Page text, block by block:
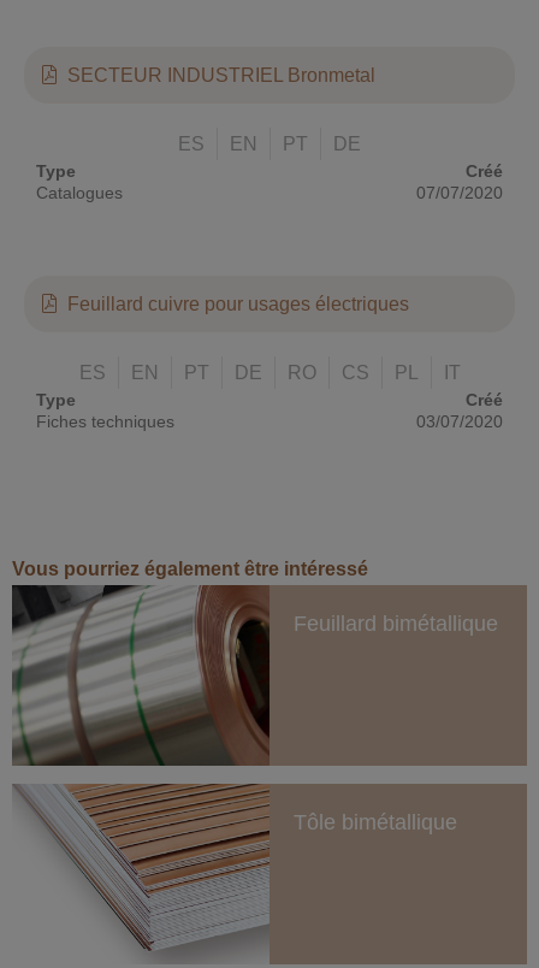
SECTEUR INDUSTRIEL Bronmetal
ES EN PT DE
Type
Catalogues
Créé
07/07/2020
Feuillard cuivre pour usages électriques
ES EN PT DE RO CS PL IT
Type
Fiches techniques
Créé
03/07/2020
Vous pourriez également être intéressé
Feuillard bimétallique
Tôle bimétallique